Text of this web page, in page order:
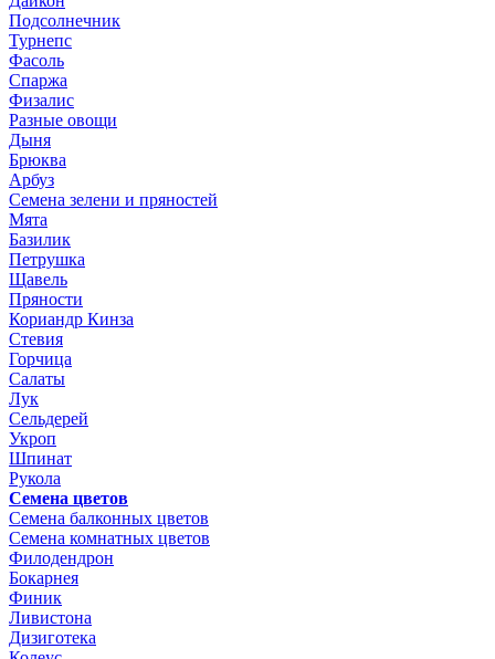
Подсолнечник
Турнепс
Фасоль
Спаржа
Физалис
Разные овощи
Дыня
Брюква
Арбуз
Семена зелени и пряностей
Мята
Базилик
Петрушка
Щавель
Пряности
Кориандр Кинза
Стевия
Горчица
Салаты
Лук
Сельдерей
Укроп
Шпинат
Рукола
Семена цветов
Семена балконных цветов
Семена комнатных цветов
Филодендрон
Бокарнея
Финик
Ливистона
Дизиготека